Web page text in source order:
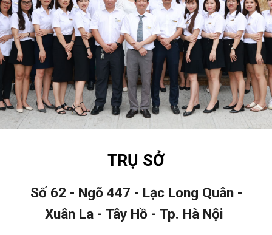
TRỤ SỞ
Số 62 - Ngõ 447 - Lạc Long Quân -
Xuân La - Tây Hồ - Tp. Hà Nội